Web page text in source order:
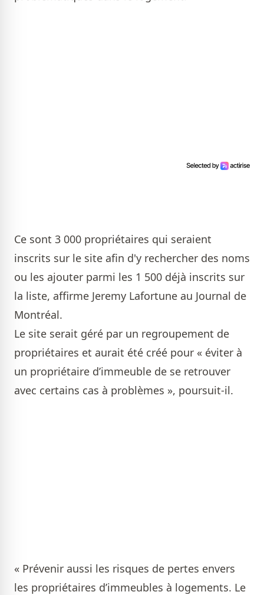
Ce sont 3 000 propriétaires qui seraient
inscrits sur le site afin d'y rechercher des noms
ou les ajouter parmi les 1 500 déjà inscrits sur
la liste, affirme Jeremy Lafortune au Journal de
Montréal.
Le site serait géré par un regroupement de
propriétaires et aurait été créé pour « éviter à
un propriétaire d’immeuble de se retrouver
avec certains cas à problèmes », poursuit-il.
« Prévenir aussi les risques de pertes envers
les propriétaires d’immeubles à logements. Le